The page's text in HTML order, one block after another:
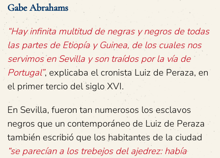
Gabe Abrahams
“Hay infinita multitud de negras y negros de todas
las partes de Etiopía y Guinea, de los cuales nos
servimos en Sevilla y son traídos por la vía de
Portugal”, explicaba el cronista Luiz de Peraza, en
el primer tercio del siglo XVI.
En Sevilla, fueron tan numerosos los esclavos
negros que un contemporáneo de Luiz de Peraza
también escribió que los habitantes de la ciudad
“se parecían a los trebejos del ajedrez: había